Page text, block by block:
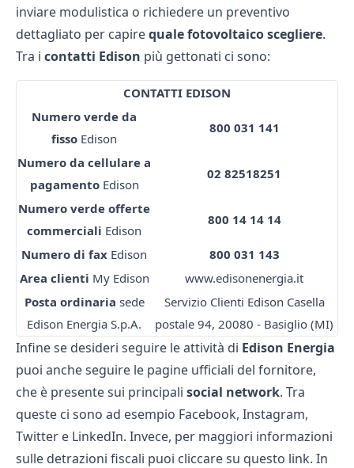
inviare modulistica o richiedere un preventivo
dettagliato per capirequale fotovoltaico scegliere.
Tra i contatti Edison più gettonati ci sono:
CONTATTI EDISON
Numero verde da
fisso Edison
800 031 141
Numero da cellulare a
pagamentoEdison
02 82518251
Numero verde offerte
commerciali Edison
800 14 14 14
Numero di fax Edison
800 031 143
Area clienti My Edison
www.edisonenergia.it
Posta ordinaria sede
Edison Energia S.p.A.
Servizio Clienti Edison Casella
postale 94, 20080 - Basiglio (MI)
Infine se desideri seguire le attività di Edison Energia
puoi anche seguire le pagine ufficiali del fornitore,
che è presente sui principali social network. Tra
queste ci sono ad esempio Facebook, Instagram,
Twitter e LinkedIn. Invece, per maggiori informazioni
sulle detrazioni fiscali puoi cliccare su questo link. In